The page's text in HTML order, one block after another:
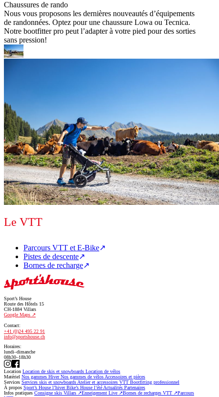
Chaussures de rando
Nous vous proposons les dernières nouveautés d’équipements
de randonnées. Optez pour une chaussure Lowa ou Tecnica.
Notre bootfitter pro peut l’adapter à votre pied pour des sorties
sans pression!
Le VTT
Parcours VTT et E-Bike
Pistes de descente
Bornes de recharge
Sport’s House
Route des Hôtels 15
CH-1884 Villars
Google Maps
Contact:
+41 (0)24 495 22 91
info@sportshouse.ch
Horaires:
lundi–dimanche
08h30–18h30
Location Location de skis et snowboards Location de vélos
Matériel Nos gammes HiverNos gammes de vélosAccessoires et pièces
Services Services skis et snowboardsAtelier et accessoires VTT Bootfitting professionnel
À propos Sport’s House l’hiverBike’s House l’étéActualités Partenaires
Infos pratiques Consigne skis Villars ↗Enneigement Live ↗Bornes de recharges VTT ↗Parcours